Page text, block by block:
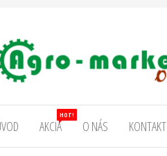
AKCIA
HOT!
O NÁS KONTAKT